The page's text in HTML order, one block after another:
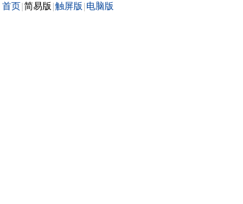
首页 简易版 触屏版 电脑版